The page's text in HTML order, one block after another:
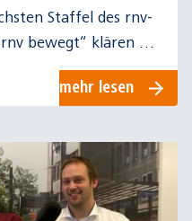
Staffel des rnv-
bewegt“ klären wir
mehr lesen